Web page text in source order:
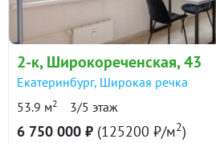
2-к, Широкореченская, 43
Екатеринбург, Широкая речка
53.9 м2 3/5 этаж
6 750 000 ₽ (125200 ₽/м2)